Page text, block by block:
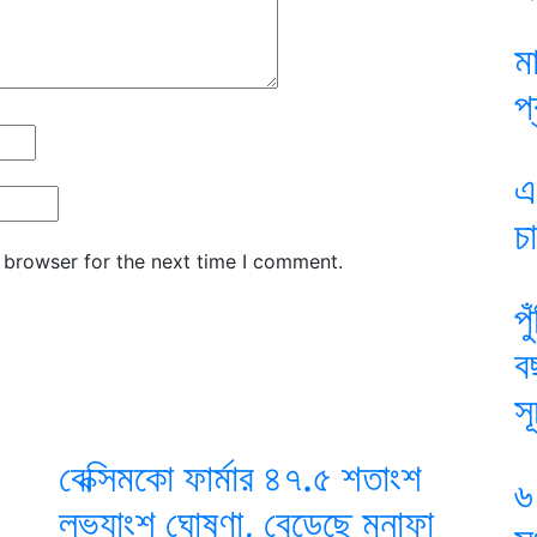
for the next time I comment.
বেক্সিমকো ফার্মার ৪৭.৫ শতাংশ
লভ্যাংশ ঘোষণা, বেড়েছে মুনাফা